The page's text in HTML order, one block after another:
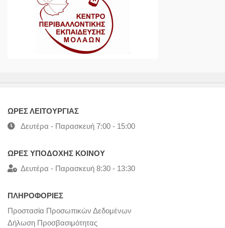
ΩΡΕΣ ΛΕΙΤΟΥΡΓΙΑΣ
Δευτέρα - Παρασκευή 7:00 - 15:00
ΩΡΕΣ ΥΠΟΔΟΧΗΣ ΚΟΙΝΟΥ
Δευτέρα - Παρασκευή 8:30 - 13:30
ΠΛΗΡΟΦΟΡΙΕΣ
Προστασία Προσωπικών Δεδομένων
Δήλωση Προσβασιμότητας